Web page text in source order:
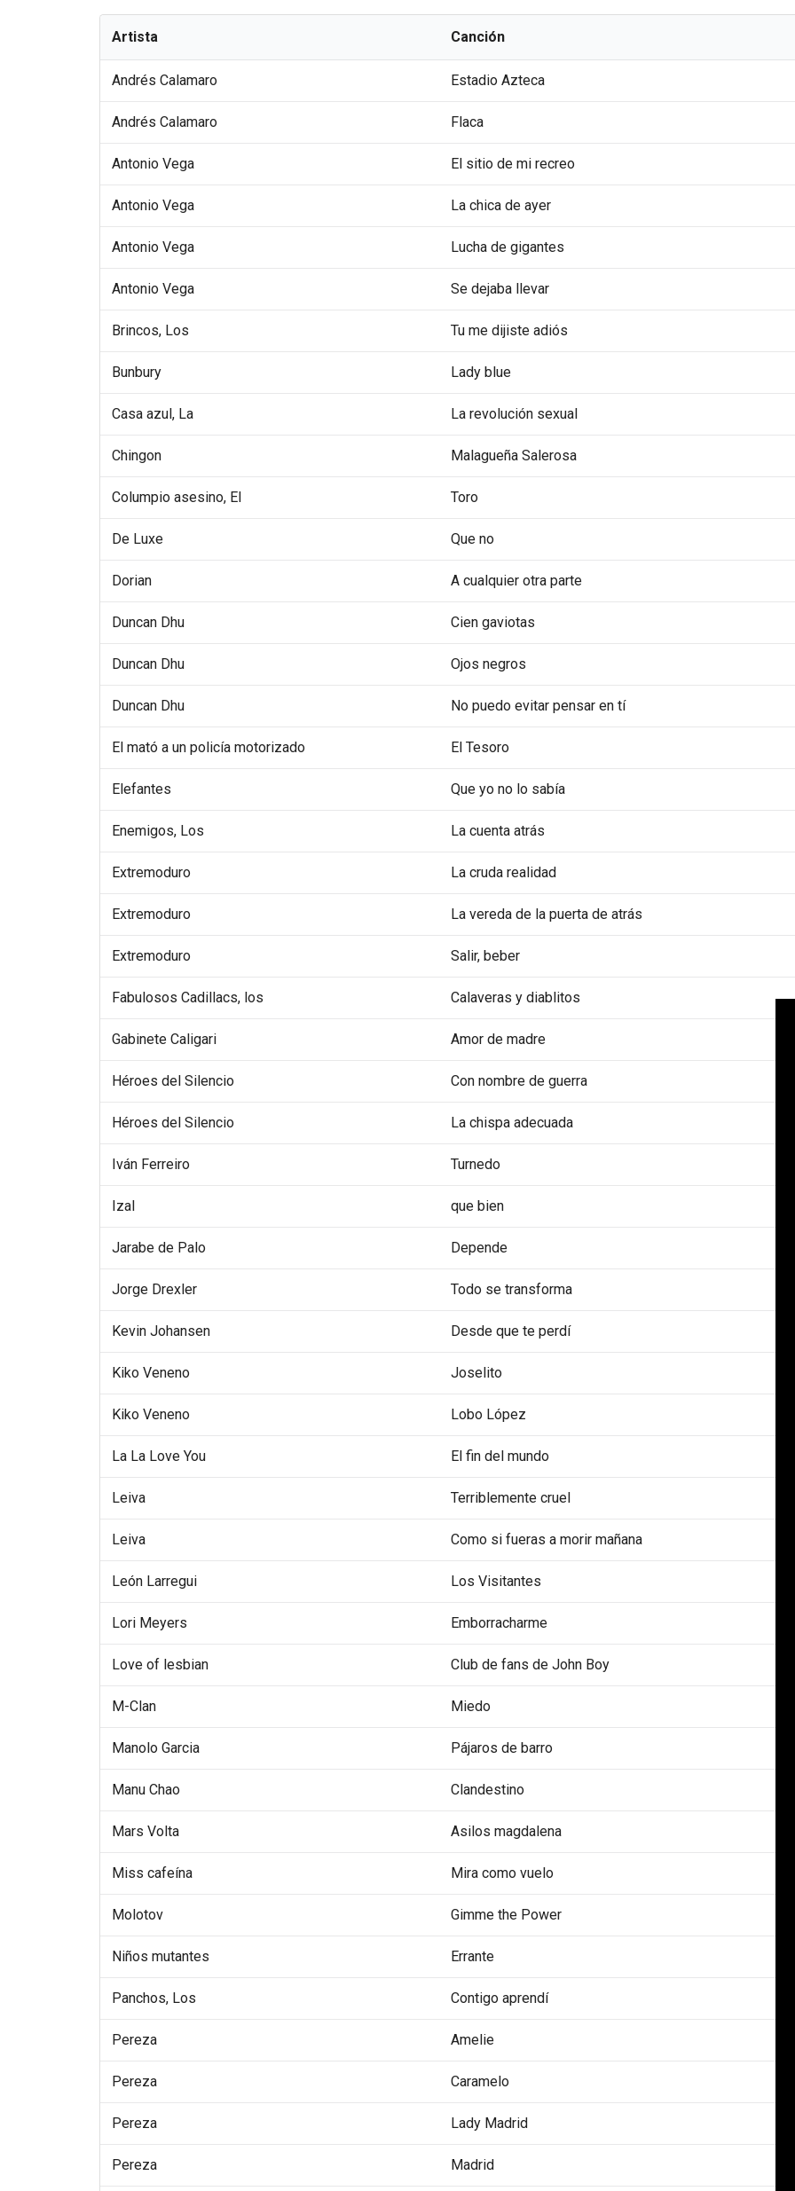
Artista Canción
Andrés Calamaro Estadio Azteca
Andrés Calamaro Flaca
Antonio Vega El sitio de mi recreo
Antonio Vega La chica de ayer
Antonio Vega Lucha de gigantes
Antonio Vega Se dejaba llevar
Brincos, Los Tu me dijiste adiós
Bunbury Lady blue
Casa azul, La La revolución sexual
Chingon Malagueña Salerosa
Columpio asesino, El Toro
De Luxe Que no
Dorian A cualquier otra parte
Duncan Dhu Cien gaviotas
Duncan Dhu Ojos negros
Duncan Dhu No puedo evitar pensar en tí
El mató a un policía motorizado El Tesoro
Elefantes Que yo no lo sabía
Enemigos, Los La cuenta atrás
Extremoduro La cruda realidad
Extremoduro La vereda de la puerta de atrás
Extremoduro Salir, beber
Fabulosos Cadillacs, los Calaveras y diablitos
Gabinete Caligari Amor de madre
Héroes del Silencio Con nombre de guerra
Héroes del Silencio La chispa adecuada
Iván Ferreiro Turnedo
Izal que bien
Jarabe de Palo Depende
Jorge Drexler Todo se transforma
Kevin Johansen Desde que te perdí
Kiko Veneno Joselito
Kiko Veneno Lobo López
La La Love You El fin del mundo
Leiva Terriblemente cruel
Leiva Como si fueras a morir mañana
León Larregui Los Visitantes
Lori Meyers Emborracharme
Love of lesbian Club de fans de John Boy
M-Clan Miedo
Manolo Garcia Pájaros de barro
Manu Chao Clandestino
Mars Volta Asilos magdalena
Miss cafeína Mira como vuelo
Molotov Gimme the Power
Niños mutantes Errante
Panchos, Los Contigo aprendí
Pereza Amelie
Pereza Caramelo
Pereza Lady Madrid
Pereza Madrid